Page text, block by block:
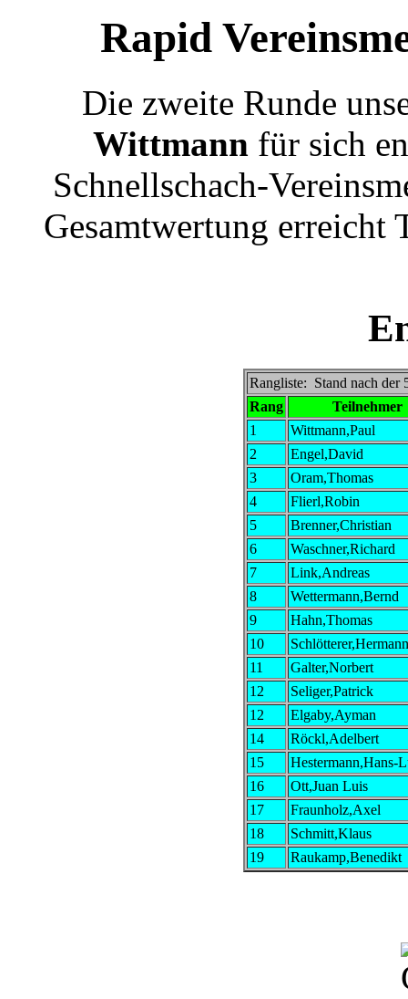
Rapid
Die zweite Runde
Wittmann für sich
Schnellschach-
Gesamtwertung erreicht
Rangliste: Stand nach der
Rang
Teilnehmer
1
Wittmann,Paul
2
Engel,David
3
Oram,Thomas
4
Flierl,Robin
5
Brenner,Christian
6
Waschner,Richard
7
Link,Andreas
8
Wettermann,Bernd
9
Hahn,Thomas
10
Schlötterer,Hermann
11
Galter,Norbert
12
Seliger,Patrick
12
Elgaby,Ayman
14
Röckl,Adelbert
15
Hestermann,Hans-
16
Ott,Juan Luis
17
Fraunholz,Axel
18
Schmitt,Klaus
19
Raukamp,Benedikt